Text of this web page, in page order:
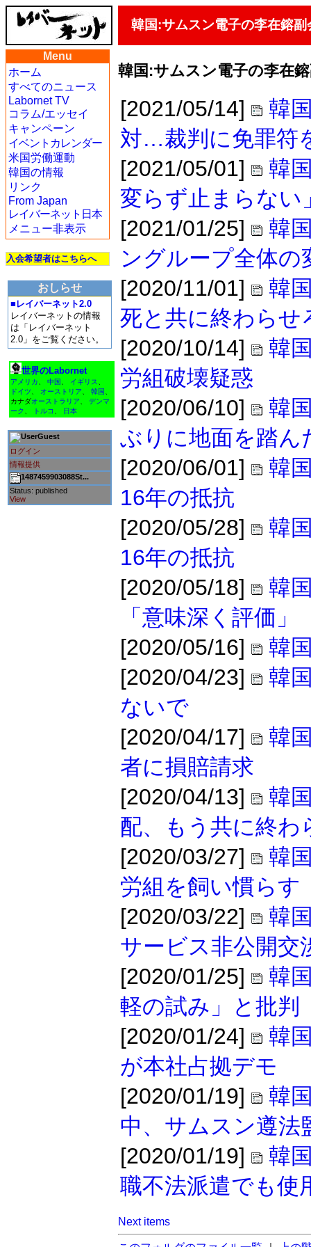
韓国:サムスン電子の李在鎔副
Menu
ホーム
すべてのニュース
Labornet TV
コラム/エッセイ
キャンペーン
イベントカレンダー
米国労働運動
韓国の情報
リンク
From Japan
レイバーネット日本
メニュー非表示
入会希望者はこちらへ
おしらせ
■レイバーネット2.0
レイバーネットの情報
は「レイバーネット
2.0」をご覧ください。
世界のLabornet
アメリカ 中国 イギリス
ドイツ
オーストリア 韓国
カナダオーストラリア
デンマ
ーク
トルコ 日本
Guest
ログイン
情報提供
1487459903088St...
Status: published
View
韓国:サムスン電子の李在
[2021/05/14]
韓
対…裁判に免罪符
[2021/05/01]
韓
変らず止まらない
[2021/01/25]
韓
ングループ全体の
[2020/11/01]
韓
死と共に終わらせ
[2020/10/14]
韓
労組破壊疑惑
[2020/06/10]
韓
ぶりに地面を踏ん
[2020/06/01]
韓
16年の抵抗
[2020/05/28]
韓
16年の抵抗
[2020/05/18]
韓
「意味深く評価」
[2020/05/16]
韓
[2020/04/23]
韓
ないで
[2020/04/17]
韓
者に損賠請求
[2020/04/13]
韓
配、もう共に終わ
[2020/03/27]
韓
労組を飼い慣らす
[2020/03/22]
韓
サービス非公開交
[2020/01/25]
韓
軽の試み」と批判
[2020/01/24]
韓
が本社占拠デモ
[2020/01/19]
韓
中、サムスン遵法
[2020/01/19]
韓
職不法派遣でも使
Next items